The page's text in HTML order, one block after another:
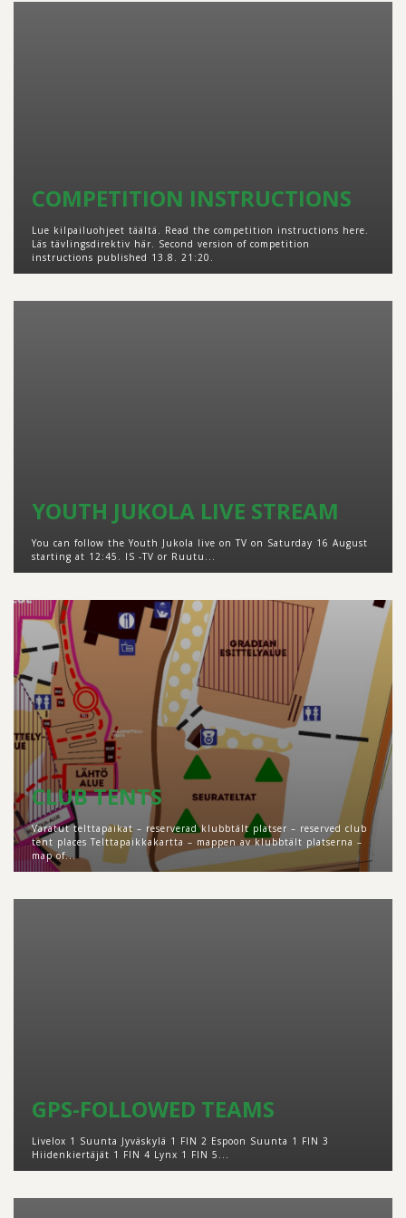
COMPETITION INSTRUCTIONS
Lue kilpailuohjeet täältä. Read the competition instructions here.
Läs tävlingsdirektiv här. Second version of competition
instructions published 13.8. 21:20.
YOUTH JUKOLA LIVE STREAM
You can follow the Youth Jukola live on TV on Saturday 16 August
starting at 12:45. IS -TV or Ruutu...
CLUB TENTS
Varatut telttapaikat – reserverad klubbtält platser – reserved club
tent places Telttapaikkakartta – mappen av klubbtält platserna –
map of...
GPS-FOLLOWED TEAMS
Livelox 1 Suunta Jyväskylä 1 FIN 2 Espoon Suunta 1 FIN 3
Hiidenkiertäjät 1 FIN 4 Lynx 1 FIN 5...